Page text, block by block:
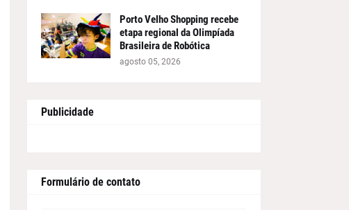
Porto Velho Shopping recebe
etapa regional da Olimpíada
Brasileira de Robótica
agosto 05, 2026
Publicidade
Formulário de contato